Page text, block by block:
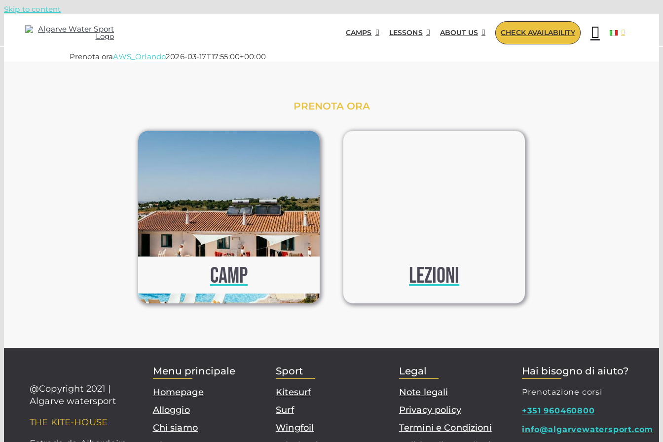
Skip to content
CAMPS LESSONS ABOUT US CHECK AVAILABILITY
Prenota oraAWS_Orlando2026-03-17T17:55:00+00:00
PRENOTA ORA
CAMP LEZIONI
@Copyright 2021 |
Algarve watersport
THE KITE-HOUSE
Menu principale
Homepage
Alloggio
Chi siamo
Sport
Kitesurf
Surf
Wingfoil
Legal
Note legali
Privacy policy
Termini e Condizioni
Hai bisogno di aiuto?
Prenotazione corsi
+351 960460800
info@algarvewatersport.com